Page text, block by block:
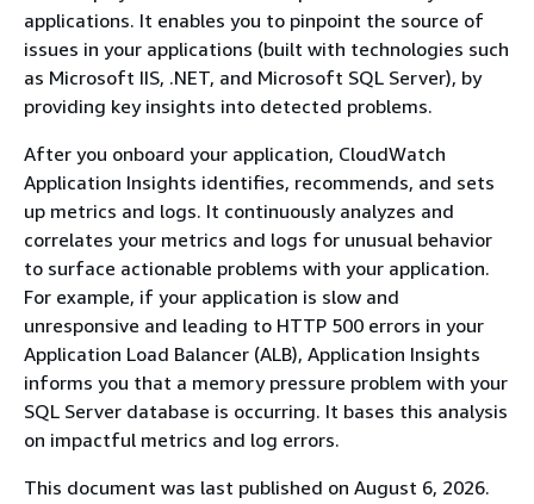
applications. It enables you to pinpoint the source of
issues in your applications (built with technologies such
as Microsoft IIS, .NET, and Microsoft SQL Server), by
providing key insights into detected problems.
After you onboard your application, CloudWatch
Application Insights identifies, recommends, and sets
up metrics and logs. It continuously analyzes and
correlates your metrics and logs for unusual behavior
to surface actionable problems with your application.
For example, if your application is slow and
unresponsive and leading to HTTP 500 errors in your
Application Load Balancer (ALB), Application Insights
informs you that a memory pressure problem with your
SQL Server database is occurring. It bases this analysis
on impactful metrics and log errors.
This document was last published on August 6, 2026.